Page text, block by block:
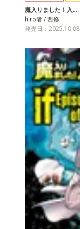
魔入りました！入…
hiro者 / 西修
発売日：2025.10.08